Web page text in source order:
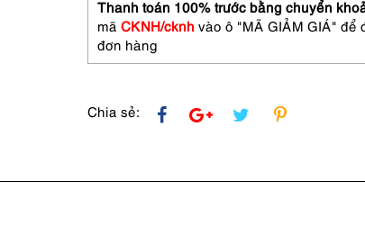
sử
dụng
số
lượng
Thanh toán 100% trước bằng chuyển
mã CKNH/cknh vào ô "MÃ GIẢM GIÁ" để
đơn hàng
Chia sẻ: